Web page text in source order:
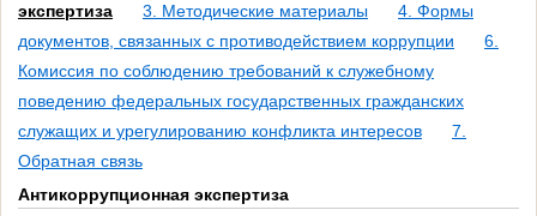
экспертиза
3. Методические материалы
4. Формы
документов, связанных с противодействием коррупции
6.
Комиссия по соблюдению требований к служебному
поведению федеральных государственных гражданских
служащих и урегулированию конфликта интересов
7.
Обратная связь
Антикоррупционная экспертиза